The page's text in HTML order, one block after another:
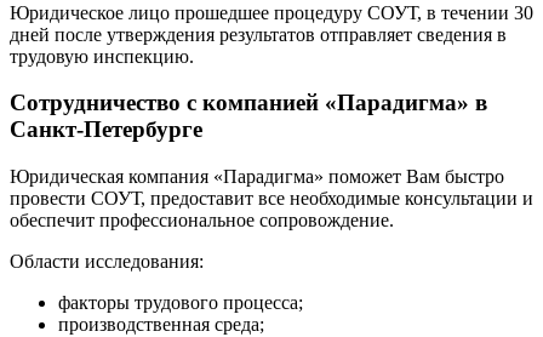
Юридическое лицо прошедшее процедуру СОУТ, в течении 30
дней после утверждения результатов отправляет сведения в
трудовую инспекцию.
Сотрудничество с компанией «Парадигма» в
Санкт-Петербурге
Юридическая компания «Парадигма» поможет Вам быстро
провести СОУТ, предоставит все необходимые консультации и
обеспечит профессиональное сопровождение.
Области исследования:
факторы трудового процесса;
производственная среда;